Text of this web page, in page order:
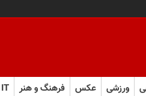
ورزشی عکس فرهنگ و هنر IT